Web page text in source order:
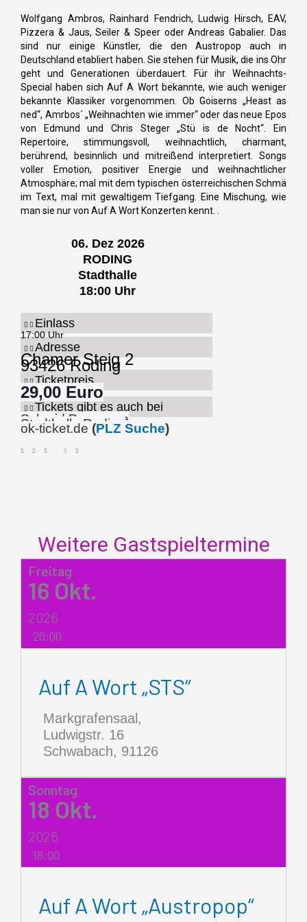
Wolfgang Ambros, Rainhard Fendrich, Ludwig Hirsch, EAV,
Pizzera & Jaus, Seiler & Speer oder Andreas Gabalier. Das
sind nur einige Künstler, die den Austropop auch in
Deutschland etabliert haben. Sie stehen für Musik, die ins Ohr
geht und Generationen überdauert. Für ihr Weihnachts-
Special haben sich Auf A Wort bekannte, wie auch weniger
bekannte Klassiker vorgenommen. Ob Goiserns „Heast as
ned“, Amrbos´ „Weihnachten wie immer“ oder das neue Epos
von Edmund und Chris Steger „Stü is de Nocht“. Ein
Repertoire, stimmungsvoll, weihnachtlich, charmant,
berührend, besinnlich und mitreißend interpretiert. Songs
voller Emotion, positiver Energie und weihnachtlicher
Atmosphäre; mal mit dem typischen österreichischen Schmä
im Text, mal mit gewaltigem Tiefgang. Eine Mischung, wie
man sie nur von Auf A Wort Konzerten kennt. .
06. Dez 2026
RODING
Stadthalle
18:00 Uhr
Einlass
17:00 Uhr
Adresse
Chamer Steig 2
93426 Roding
Ticketpreis
29,00 Euro
Tickets gibt es auch bei
Schmid Passaage
Stadthalle Roding
ok-ticket.de (PLZ Suche)
Weitere Gastspieltermine
Freitag
16 Okt.
2026
20:00
Auf A Wort „STS“
Markgrafensaal,
Ludwigstr. 16
Schwabach, 91126
Sonntag
18 Okt.
2026
18:00
Auf A Wort „Austropop“